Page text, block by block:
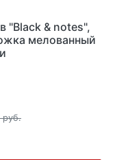
"Black & notes",
мелованный
руб.